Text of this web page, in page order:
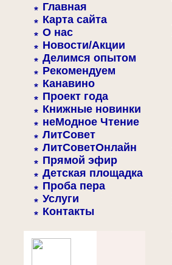
Главная
Карта сайта
О нас
Новости/Акции
Делимся опытом
Рекомендуем
Канавино
Проект года
Книжные новинки
неМодное Чтение
ЛитСовет
ЛитСоветОнлайн
Прямой эфир
Детская площадка
Проба пера
Услуги
Контакты